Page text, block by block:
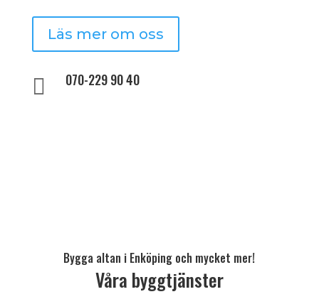
Läs mer om oss
 070-229 90 40
Bygga altan i Enköping och mycket mer!
Våra byggtjänster